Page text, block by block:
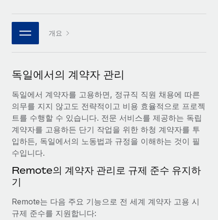
서비스
전문가 상담
글로벌 인사 및 규정 준수 업무 처리에 전문가 지원 제공
신원 조사
채용 후보자 심사 프로세스 간소화
Compliance Watchtower
규정 준수 관련 위험에 선제적으로 대응
기기 관리
전 세계 IT 장비 제공 및 추적 관리
전략적 기술 파트너
플랫폼에 글로벌 HR을 유연하게 통합
통합 및 AI 자동화 컨설팅
사례 연구
AI 분야의 선구자인 Weaviate가 Remote와 협력하여
(DevOps/MLOps)에게 AI 네이티브...
웨비나
이벤트
인사이트 센터
지원받기
모든 리소스 보기
EOR 및 PEO
한국어
개요
독일에서의 계약자 관리
독일에서 계약자를 고용하면, 정규직 직원 채용에 따른
의무를 지지 않고도 전략적이고 비용 효율적으로 프로젝
트를 수행할 수 있습니다. 전문 서비스를 제공하는 독립
계약자를 고용하든 단기 작업을 위한 하청 계약자를 투
입하든, 독일에서의 노동법과 규정을 이해하는 것이 필
수입니다.
Remote의 계약자 관리로 규제 준수 유지하
기
Remote는 다음 주요 기능으로 전 세계 계약자 고용 시
규제 준수를 지원합니다: